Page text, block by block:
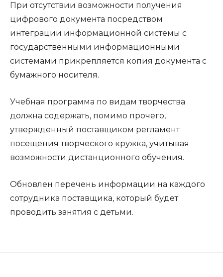
При отсутствии возможности получения
цифрового документа посредством
интеграции информационной системы с
государственными информационными
системами прикрепляется копия документа с
бумажного носителя.
Учебная программа по видам творчества
должна содержать, помимо прочего,
утвержденный поставщиком регламент
посещения творческого кружка, учитывая
возможности дистанционного обучения.
Обновлен перечень информации на каждого
сотрудника поставщика, который будет
проводить занятия с детьми.